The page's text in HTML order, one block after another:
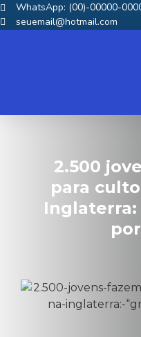
WhatsApp: (00)-00000-
seuemail@hotmail.com
2.500
para
Inglaterra: